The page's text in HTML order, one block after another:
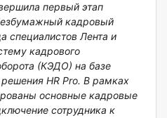
первый этап
кадровый
специалистов Лента и
кадрового
(КЭДО) на базе
HR Pro. В рамках
основные кадровые
сотрудника к